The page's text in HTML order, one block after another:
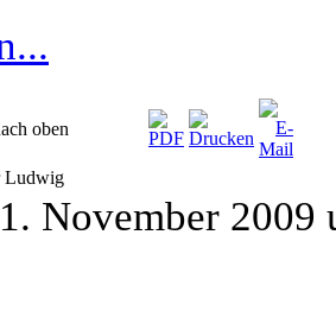
oben
Ludwig
November 2009